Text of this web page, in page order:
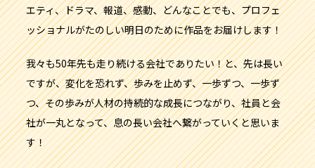
エティ、ドラマ、報道、感動、どんなことでも、プロフェ
ッショナルがたのしい明日のために作品をお届けします！
我々も50年先も走り続ける会社でありたい！と、先は長い
ですが、変化を恐れず、歩みを止めず、一歩ずつ、一歩ず
つ、その歩みが人材の持続的な成長につながり、社員と会
社が一丸となって、息の長い会社へ繋がっていくと思いま
す！